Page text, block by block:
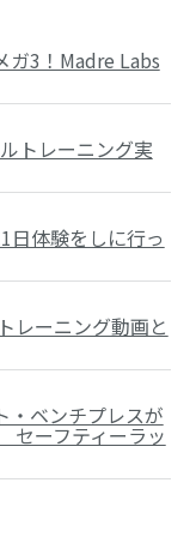
ガ3！Madre Labs
トレーニング実
日体験をしに行っ
レーニング動画と
・ベンチプレスが
セーフティーラッ